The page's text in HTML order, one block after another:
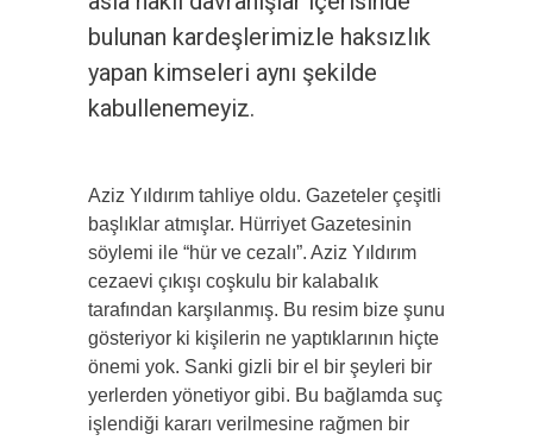
bulunan kardeşlerimizle haksızlık
yapan kimseleri aynı şekilde
kabullenemeyiz.
Aziz Yıldırım tahliye oldu. Gazeteler çeşitli
başlıklar atmışlar. Hürriyet Gazetesinin
söylemi ile “hür ve cezalı”. Aziz Yıldırım
cezaevi çıkışı coşkulu bir kalabalık
tarafından karşılanmış. Bu resim bize şunu
gösteriyor ki kişilerin ne yaptıklarının hiçte
önemi yok. Sanki gizli bir el bir şeyleri bir
yerlerden yönetiyor gibi. Bu bağlamda suç
işlendiği kararı verilmesine rağmen bir